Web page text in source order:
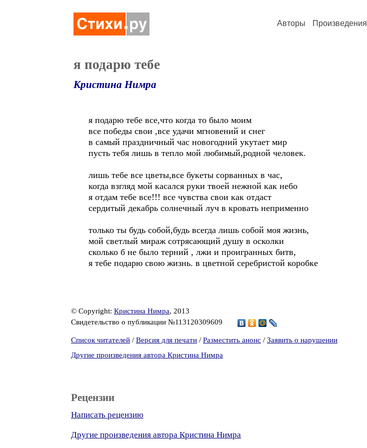
Авторы Произведения
я подарю тебе
Кристина Нимра
я подарю тебе все,что когда то было моим
все победы свои ,все удачи мгновений и снег
в самый праздничный час новогодний укутает мир
пусть тебя лишь в тепло мой любимый,родной человек.
лишь тебе все цветы,все букеты сорванных в час,
когда взгляд мой касался руки твоей нежной как небо
я отдам тебе все!!! все чувства свои как отдаст
сердитый декабрь солнечный луч в кровать неприменно
только ты будь собой,будь всегда лишь собой моя жизнь,
мой светлый мираж сотрясающий душу в осколки
сколько б не было терний , лжи и проигранных битв,
я тебе подарю свою жизнь. в цветной серебристой коробке
© Copyright: Кристина Нимра, 2013
Свидетельство о публикации №113120309609
Список читателей / Версия для печати / Разместить анонс / Заявить о нарушении
Другие произведения автора Кристина Нимра
Рецензии
Написать рецензию
Другие произведения автора Кристина Нимра